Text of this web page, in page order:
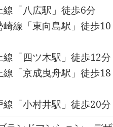
線「八広駅」徒歩6分
崎線「東向島駅」徒歩10
線「四ツ木駅」徒歩12分
線「京成曳舟駅」徒歩18
線「小村井駅」徒歩20分